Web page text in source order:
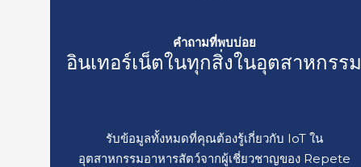
คำถามที่พบบ่อย
อินเทอร์เน็ตในทุกสิ่งในอุตสาหกรรม
รับข้อมูลทั้งหมดที่คุณต้องรู้เกี่ยวกับ IoT ใน
อุตสาหกรรมอาหารสัตว์จากผู้เชี่ยวชาญของ Repete